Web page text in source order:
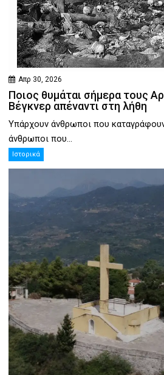
Απρ 30, 2026
Ποιος θυμάται σήμερα τους
Βέγκνερ απέναντι στη λήθη
Υπάρχουν άνθρωποι που καταγράφουν
άνθρωποι που...
Ιστορικά